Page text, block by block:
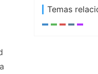
Temas